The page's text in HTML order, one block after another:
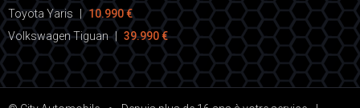
Toyota Yaris
| 10.990 €
Volkswagen Tiguan | 39.990 €